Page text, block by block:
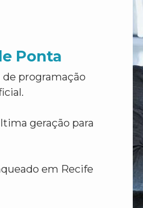
Ponta
programação
geração para
em Recife